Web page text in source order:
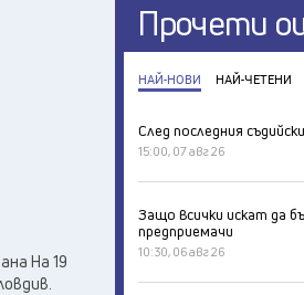
На 19
Прочети
НАЙ-НОВИ НАЙ-ЧЕТЕНИ
След последния
15:00, 07 авг 26
Защо всички искат да
предприемачи
10:30, 06 авг 26